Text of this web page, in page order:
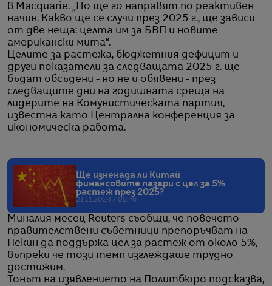
в Macquarie. „Но ще го направят по реактивен
начин. Какво ще се случи през 2025 г., ще зависи
от две неща: целта им за БВП и новите
американски мита“.
Целите за растежа, бюджетния дефицит и
други показатели за следващата 2025 г. ще
бъдат обсъдени - но не и обявени - през
следващите дни на годишната среща на
лидерите на Комунистическата партия,
известна като Централна конференция за
икономическа работа.
Ще изненада ли Китай
финансовите пазари с цел за 5%
растеж през 2025?
21.11.2024 / 08:46
Миналия месец Reuters съобщи, че повечето
правителствени съветници препоръчват на
Пекин да поддържа цел за растеж от около 5%,
въпреки че този темп изглеждаше трудно
достижим.
Тонът на изявлението на Политбюро подсказва,